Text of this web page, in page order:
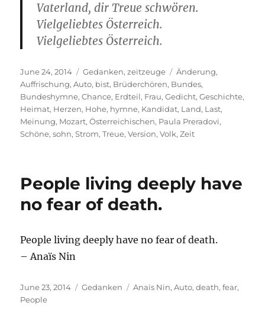
Vaterland, dir Treue schwören.
Vielgeliebtes Österreich.
Vielgeliebtes Österreich.
Posted
on
June 24, 2014 Categories
Gedanken,zeitzeuge Tags
Änderung,
Auffrischung,Auto, bist, Brüderchören, Bundes,
Bundeshymne,Chance, Erdteil, Frau,Gedicht,Geschichte,
Heimat, Herzen, Hohe, hymne, Kandidat, Land, Last,
Meinung, Mozart,Österreichischen, Paula Preradovi,
Schöne,sohn,Strom,Treue,Version,Volk,Zeit
People living deeply have
no fear of death.
People living deeply have no fear of death.
– Anaïs Nin
Posted
on
June 23, 2014 Categories
Gedanken Tags
Anaïs Nin,Auto,death,fear,
People